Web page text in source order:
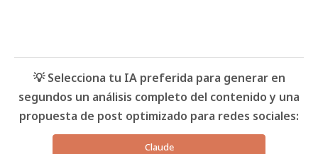
💡 Selecciona tu IA preferida para generar en
segundos un análisis completo del contenido y una
propuesta de post optimizado para redes sociales:
Claude